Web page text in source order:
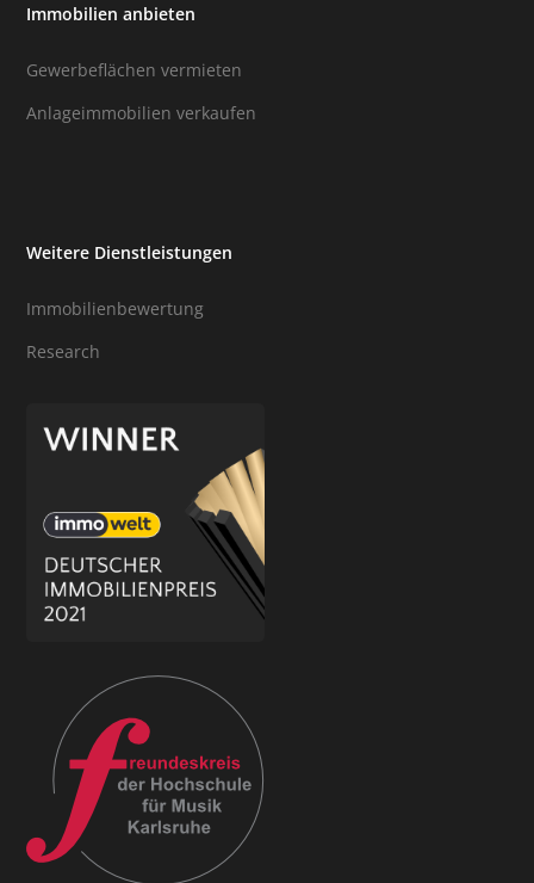
Immobilien anbieten
Gewerbeflächen vermieten
Anlageimmobilien verkaufen
Weitere Dienstleistungen
Immobilienbewertung
Research